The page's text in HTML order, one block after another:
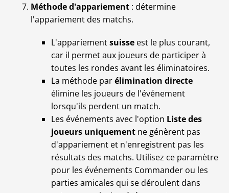
Méthode d'appariement : détermine
l'appariement des matchs.
L'appariementsuisse est le plus courant,
car il permet aux joueurs de participer à
toutes les rondes avant les éliminatoires.
La méthode parélimination directe
élimine les joueurs de l'événement
lorsqu'ils perdent un match.
Les événements avec l'option Liste des
joueurs uniquement ne génèrent pas
d'appariement et n'enregistrent pas les
résultats des matchs. Utilisez ce paramètre
pour les événements Commander ou les
parties amicales qui se déroulent dans